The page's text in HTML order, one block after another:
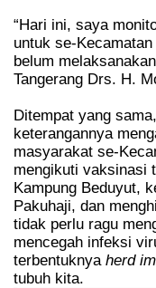
“Hari ini, saya
untuk se-
belum
Tangerang Drs. H.
Ditempat yang
keterangannya
masyarakat se-
mengikuti vaksinasi
Kampung Beduyut,
Pakuhaji, dan
tidak perlu ragu
mencegah infeksi
terbentuknya herd
tubuh kita.